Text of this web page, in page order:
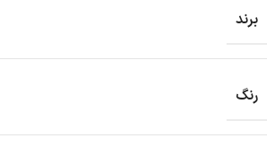
برند
رنگ